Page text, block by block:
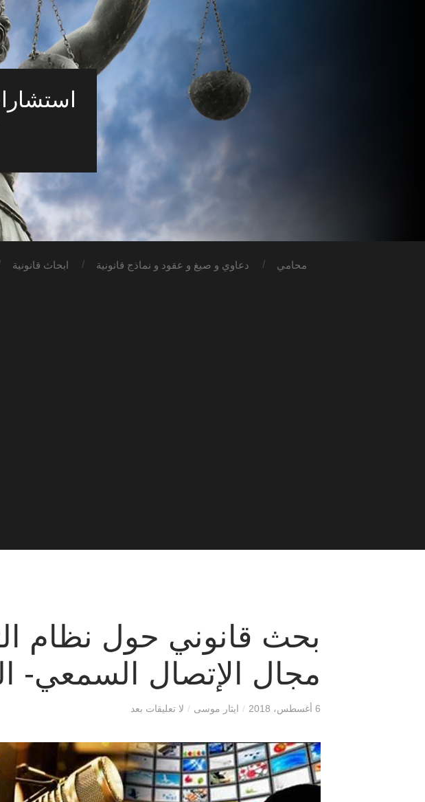
محامي دعاوي و صيغ و عقود و نماذج قانونية ابحاث قانونية
بحث قانوني حول نظام
مجال الإتصال السمعي-
6 أغسطس، 2018 / ايثار موسى / لا تعليقات بعد